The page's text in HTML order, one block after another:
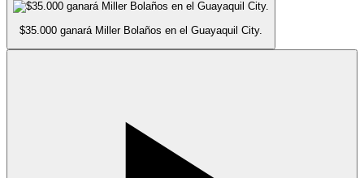
$35.000 ganará Miller Bolaños en el Guayaquil City.